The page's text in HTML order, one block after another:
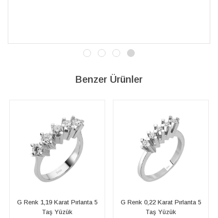
Benzer Ürünler
5
G Renk 0,22 Karat Pırlanta 5
Taş Yüzük
G Renk 0,50 Karat
Taş Yüzük